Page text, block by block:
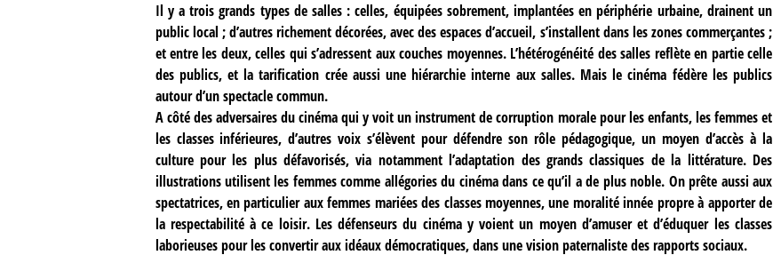
Il y a trois grands types de salles : celles, équipées sobrement, implantées en périphérie urbaine, drainent un
public local ; d’autres richement décorées, avec des espaces d’accueil, s’installent dans les zones commerçantes ;
et entre les deux, celles qui s’adressent aux couches moyennes. L’hétérogénéité des salles reflète en partie celle
des publics, et la tarification crée aussi une hiérarchie interne aux salles. Mais le cinéma fédère les publics
autour d’un spectacle commun.
A côté des adversaires du cinéma qui y voit un instrument de corruption morale pour les enfants, les femmes et
les classes inférieures, d’autres voix s’élèvent pour défendre son rôle pédagogique, un moyen d’accès à la
culture pour les plus défavorisés, via notamment l’adaptation des grands classiques de la littérature. Des
illustrations utilisent les femmes comme allégories du cinéma dans ce qu’il a de plus noble. On prête aussi aux
spectatrices, en particulier aux femmes mariées des classes moyennes, une moralité innée propre à apporter de
la respectabilité à ce loisir. Les défenseurs du cinéma y voient un moyen d’amuser et d’éduquer les classes
laborieuses pour les convertir aux idéaux démocratiques, dans une vision paternaliste des rapports sociaux.